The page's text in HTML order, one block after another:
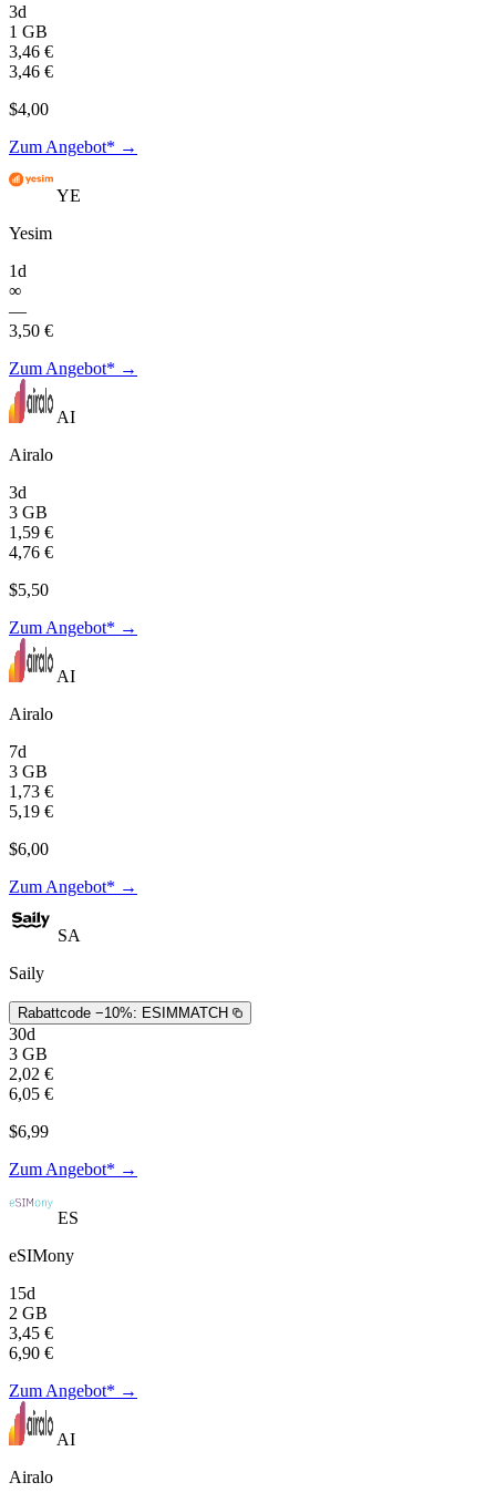
3d
1 GB
3,46 €
3,46 €
$4,00
Zum Angebot* →
YE
Yesim
1d
∞
—
3,50 €
Zum Angebot* →
AI
Airalo
3d
3 GB
1,59 €
4,76 €
$5,50
Zum Angebot* →
AI
Airalo
7d
3 GB
1,73 €
5,19 €
$6,00
Zum Angebot* →
SA
Saily
Rabattcode −10%: ESIMMATCH
30d
3 GB
2,02 €
6,05 €
$6,99
Zum Angebot* →
ES
eSIMony
15d
2 GB
3,45 €
6,90 €
Zum Angebot* →
AI
Airalo